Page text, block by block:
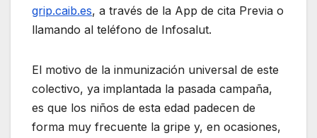
grip.caib.es, a través de la App de cita Previa o
llamando al teléfono de Infosalut.
El motivo de la inmunización universal de este
colectivo, ya implantada la pasada campaña,
es que los niños de esta edad padecen de
forma muy frecuente la gripe y, en ocasiones,